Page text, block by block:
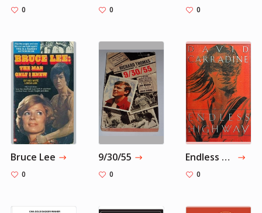
0 0 0
Bruce Lee
0
9/30/55
0
Endless Highway
0